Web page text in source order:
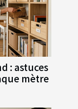
: astuces
mètre